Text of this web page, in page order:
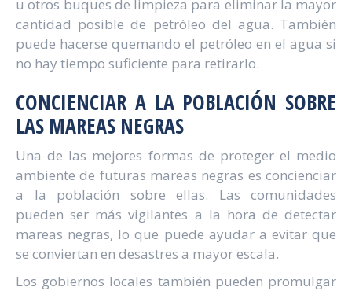
u otros buques de limpieza para eliminar la mayor
cantidad posible de petróleo del agua. También
puede hacerse quemando el petróleo en el agua si
no hay tiempo suficiente para retirarlo.
CONCIENCIAR A LA POBLACIÓN SOBRE
LAS MAREAS NEGRAS
Una de las mejores formas de proteger el medio
ambiente de futuras mareas negras es concienciar
a la población sobre ellas. Las comunidades
pueden ser más vigilantes a la hora de detectar
mareas negras, lo que puede ayudar a evitar que
se conviertan en desastres a mayor escala.
Los gobiernos locales también pueden promulgar